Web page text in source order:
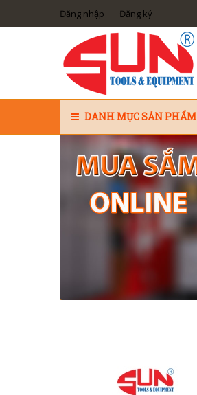
Đăng nhập Đăng ký
DANH MỤC SẢN PHẨM